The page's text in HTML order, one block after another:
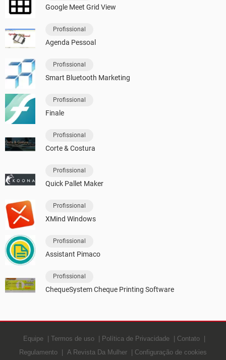
Google Meet Grid View
Profissional
Agenda Pessoal
Profissional
Smart Bluetooth Marketing
Profissional
Finale
Profissional
Corte & Costura
Profissional
Quick Pallet Maker
Profissional
XMind Windows
Profissional
Assistant Pimaco
Profissional
ChequeSystem Cheque Printing Software
Equipe Termos de uso Política de Privacidade
Contato
Regulamento
A Revista Da Mulher Configuração de cookies